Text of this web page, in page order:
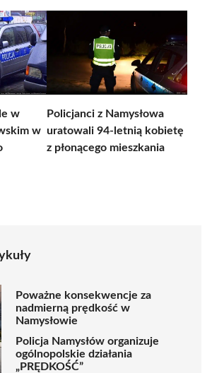
w
w
Policjanci z Namysłowa
uratowali 94-letnią kobietę
z płonącego mieszkania
Poważne konsekwencje za
nadmierną prędkość w
Namysłowie
Policja Namysłów organizuje
ogólnopolskie działania
„PRĘDKOŚĆ”